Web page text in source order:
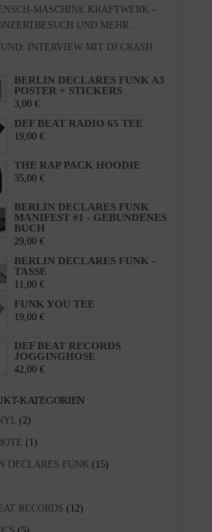
MASCHINE KRAFTWERK –
UND MEHR…
INTERVIEW MIT DJ CRASH
BERLIN DECLARES FUNK A3
POSTER + STICKERS
3,00 €
DEF BEAT RADIO 65 TEE
19,00 €
THE RAP PACK HOODIE
35,00 €
BERLIN DECLARES FUNK
MANIFEST #1 - GEBUNDENES
BUCH
29,00 €
BERLIN DECLARES FUNK -
TASSE
11,00 €
FUNK YOU TEE
19,00 €
DEF BEAT RECORDS
JOGGINGHOSE
42,00 €
KATEGORIEN
(2)
(1)
DECLARES FUNK (15)
RECORDS (12)